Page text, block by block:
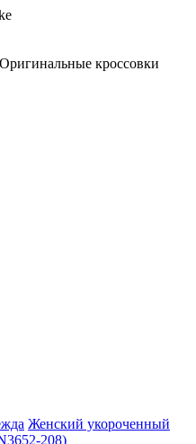
komplektuysie-dly-pk/
komplektuysie-dly-pk/
Оригинальные кроссовки
Женский укороченный
208)